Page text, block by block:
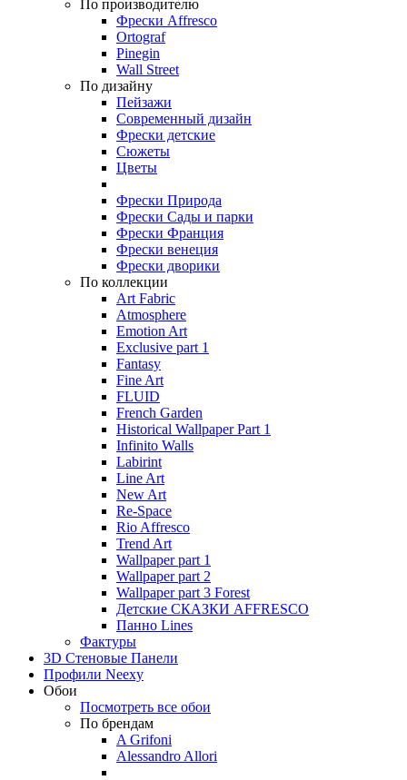
По производителю
Фрески Affresco
Ortograf
Pinegin
Wall Street
По дизайну
Пейзажи
Современный дизайн
Фрески детские
Сюжеты
Цветы
Фрески Природа
Фрески Сады и парки
Фрески Франция
Фрески венеция
Фрески дворики
По коллекции
Art Fabric
Atmosphere
Emotion Art
Exclusive part 1
Fantasy
Fine Art
FLUID
French Garden
Historical Wallpaper Part 1
Infinito Walls
Labirint
Line Art
New Art
Re-Space
Rio Affresco
Trend Art
Wallpaper part 1
Wallpaper part 2
Wallpaper part 3 Forest
Детские СКАЗКИ AFFRESCO
Панно Lines
Фактуры
3D Стеновые Панели
Профили Neexy
Обои
Посмотреть все обои
По брендам
A Grifoni
Alessandro Allori